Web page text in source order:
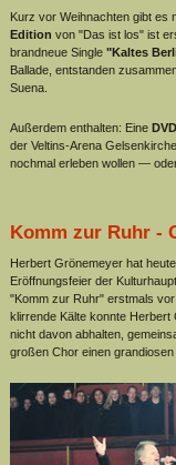
Kurz vor Weihnachten gibt es
Edition von "Das ist los" ist
brandneue Single "Kaltes
Ballade, entstanden
Suena.
Außerdem enthalten: Eine
der Veltins-Arena
nochmal erleben wollen —
Komm zur Ruhr -
Herbert Grönemeyer hat
Eröffnungsfeier der
"Komm zur Ruhr" erstmals
klirrende Kälte konnte
nicht davon abhalten,
großen Chor einen grandiosen